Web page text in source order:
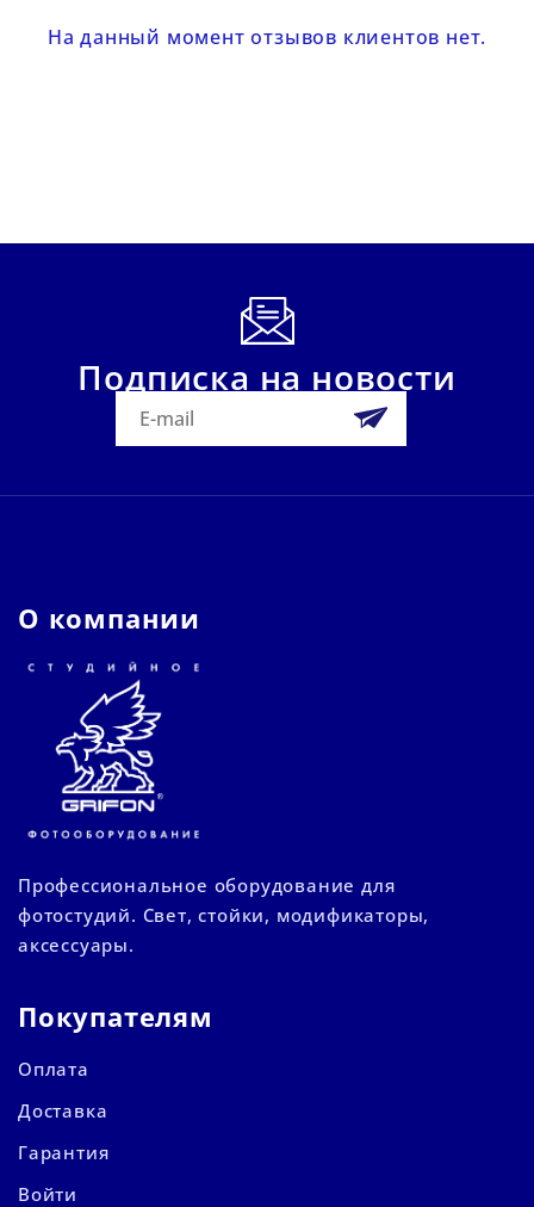
На данный момент отзывов клиентов нет.
Подписка на новости
О компании
Профессиональное оборудование для
фотостудий. Свет, стойки, модификаторы,
аксессуары.
Покупателям
Оплата
Доставка
Гарантия
Войти